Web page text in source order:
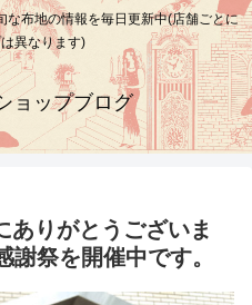
な布地の情報を毎日更新中(店舗ごとに
異なります)
ョップブログ
ありがとうございま
祭を開催中です。